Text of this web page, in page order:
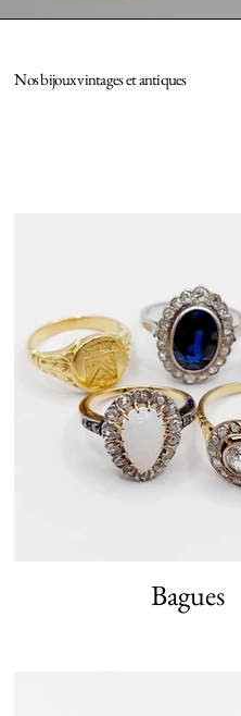
Nos bijoux vintages et antiques
Bagues